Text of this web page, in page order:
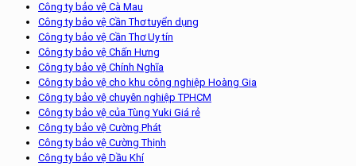
Công ty bảo vệ Cà Mau
Công ty bảo vệ Cần Thơ tuyển dụng
Công ty bảo vệ Cần Thơ Uy tín
Công ty bảo vệ Chấn Hưng
Công ty bảo vệ Chính Nghĩa
Công ty bảo vệ cho khu công nghiệp Hoàng Gia
Công ty bảo vệ chuyên nghiệp TPHCM
Công ty bảo vệ của Tùng Yuki Giá rẻ
Công ty bảo vệ Cường Phát
Công ty bảo vệ Cường Thịnh
Công ty bảo vệ Dầu Khí